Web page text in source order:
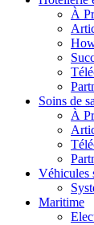
À
Soins de
À
Véhicules
Maritime